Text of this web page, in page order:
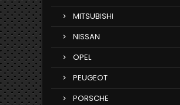
MITSUBISHI
NISSAN
OPEL
PEUGEOT
PORSCHE